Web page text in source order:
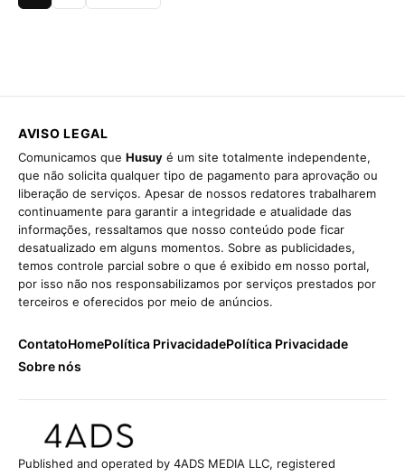
AVISO LEGAL
Comunicamos que Husuy é um site totalmente independente,
que não solicita qualquer tipo de pagamento para aprovação ou
liberação de serviços. Apesar de nossos redatores trabalharem
continuamente para garantir a integridade e atualidade das
informações, ressaltamos que nosso conteúdo pode ficar
desatualizado em alguns momentos. Sobre as publicidades,
temos controle parcial sobre o que é exibido em nosso portal,
por isso não nos responsabilizamos por serviços prestados por
terceiros e oferecidos por meio de anúncios.
ContatoHomePolítica PrivacidadePolítica Privacidade
Sobre nós
Published and operated by 4ADS MEDIA LLC, registered